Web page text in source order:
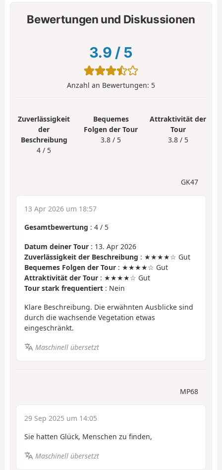
Bewertungen und Diskussionen
3.9 / 5
Anzahl an Bewertungen: 5
Zuverlässigkeit
der
Beschreibung
4 / 5
Bequemes
Folgen der Tour
3.8 / 5
Attraktivität der
Tour
3.8 / 5
GK47
13 Apr 2026 um 18:57
Gesamtbewertung : 4 / 5
Datum deiner Tour : 13. Apr 2026
Zuverlässigkeit der Beschreibung : ★★★★☆ Gut
Bequemes Folgen der Tour : ★★★★☆ Gut
Attraktivität der Tour : ★★★★☆ Gut
Tour stark frequentiert : Nein
Klare Beschreibung. Die erwähnten Ausblicke sind
durch die wachsende Vegetation etwas
eingeschränkt.
Maschinell übersetzt
MP68
29 Sep 2025 um 14:05
Sie hatten Glück, Menschen zu finden,
Maschinell übersetzt